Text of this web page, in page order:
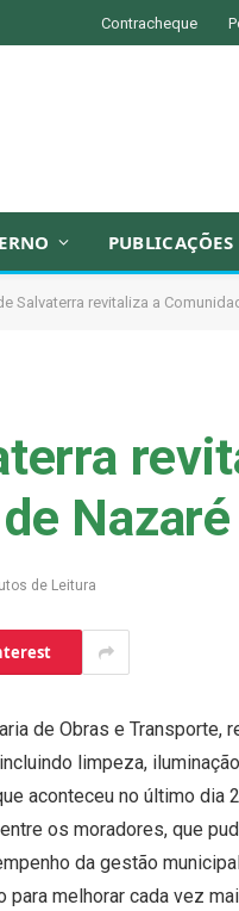
Contracheque
PUBLICAÇÕES
Salvaterra revitaliza a
Nazaré
de Leitura
de Obras e Transporte,
limpeza,
aconteceu no último dia
os moradores, que
da gestão
para melhorar cada vez